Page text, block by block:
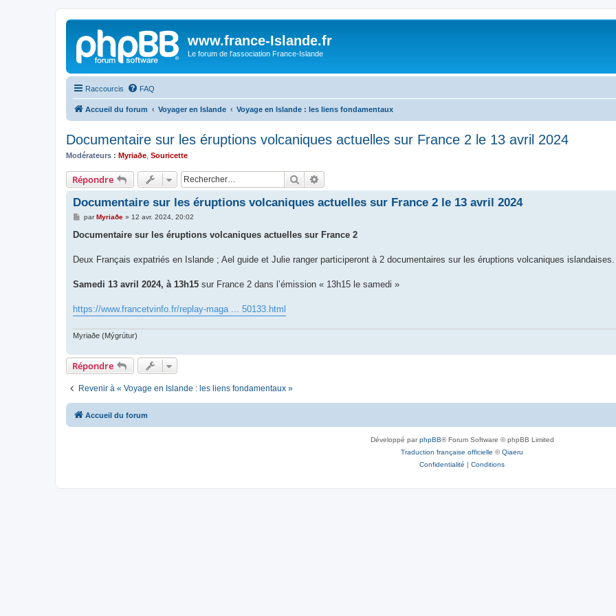
www.france-Islande.fr
Le forum de l'association France-Islande
Raccourcis FAQ
Accueil du forum Voyager en Islande Voyage en Islande : les liens fondamentaux
Documentaire sur les éruptions volcaniques actuelles sur France 2 le 13 avril 2024
Modérateurs : Myriaðe Souricette
Répondre Rechercher
Documentaire sur les éruptions volcaniques actuelles sur France 2 le 13 avril 2024
M
s
g
parMyriaðe» 12 avr. 2024, 20:02
Documentaire sur les éruptions volcaniques actuelles sur France 2
Deux Français expatriés en Islande ; Ael guide et Julie ranger participeront à 2 documentaires sur les éruptions volcaniques islandaises.
Samedi 13 avril 2024, à 13h15 sur France 2 dans l’émission « 13h15 le samedi »
https://www.francetvinfo.fr/replay-maga ... 50133.html
Myriaðe (Mýgrútur)
Répondre
Revenir à « Voyage en Islande : les liens fondamentaux »
Accueil du forum
Développé parphpBB® Forum Software © phpBB Limited
Traduction française officielle ©Qiaeru
Confidentialité | Conditions